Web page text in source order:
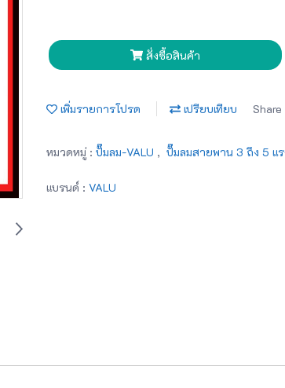
สั่งซื้อสินค้า
เพิ่มรายการโปรด เปรียบเทียบ Share
หมวดหมู่ : ปั๊มลม-VALU , ปั๊มลมสายพาน 3 ถึง 5 แร
แบรนด์ : VALU